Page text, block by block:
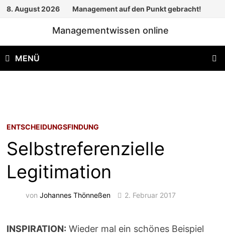
Zum
8. August 2026 Management auf den Punkt gebracht!
Managementwissen online
MENÜ
ENTSCHEIDUNGSFINDUNG
Selbstreferenzielle
Legitimation
vonJohannes Thönneßen 2. Februar 2017
INSPIRATION: Wieder mal ein schönes Beispiel